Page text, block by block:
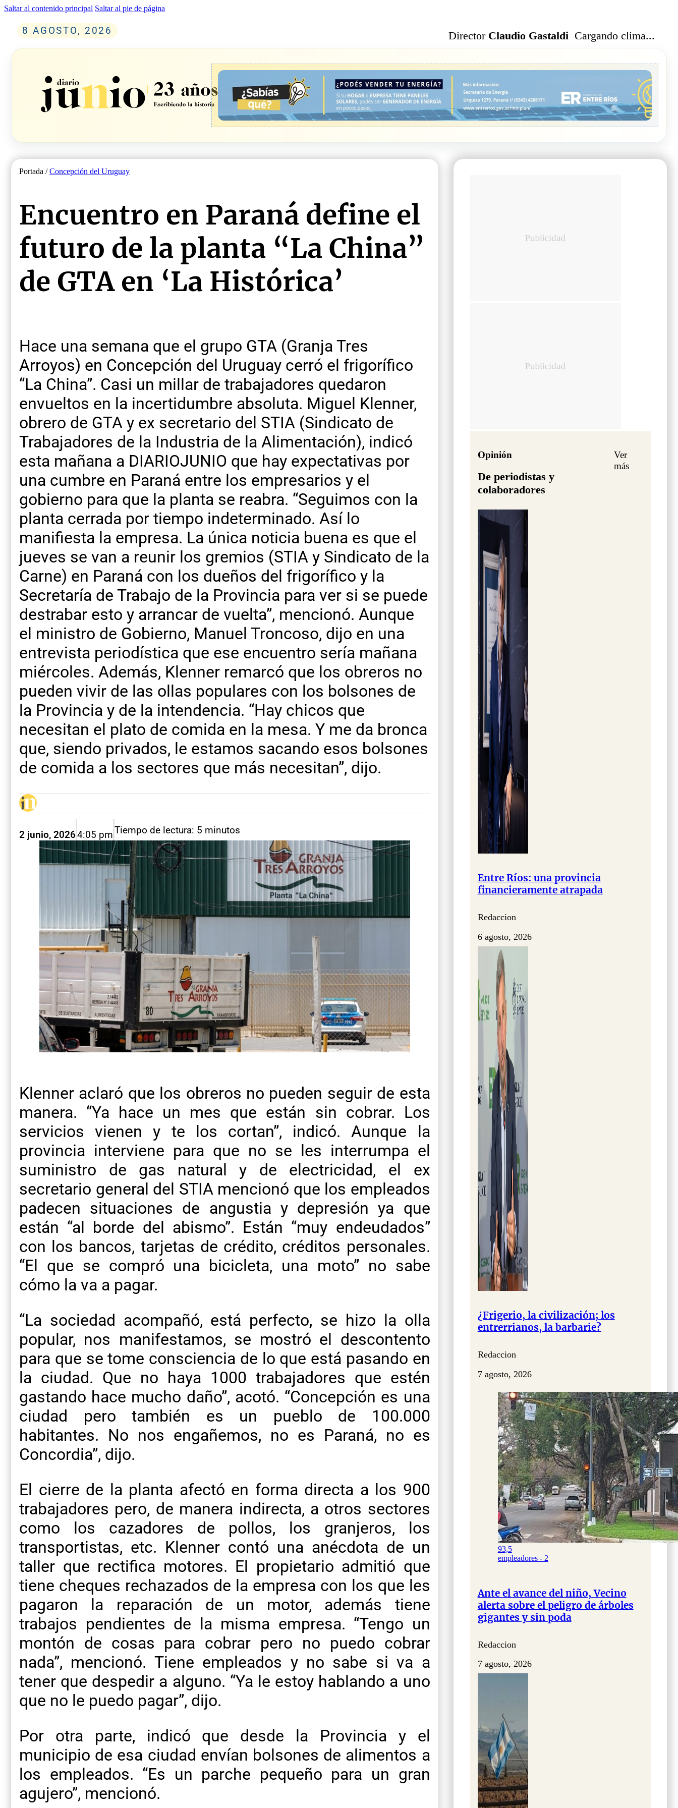
Saltar al contenido principal Saltar al pie de página
8 AGOSTO, 2026 Director Claudio Gastaldi Cargando clima...
Portada /Concepción del Uruguay
Encuentro en Paraná define el
futuro de la planta “La China”
de GTA en ‘La Histórica’
Hace una semana que el grupo GTA (Granja Tres
Arroyos) en Concepción del Uruguay cerró el frigorífico
“La China”. Casi un millar de trabajadores quedaron
envueltos en la incertidumbre absoluta. Miguel Klenner,
obrero de GTA y ex secretario del STIA (Sindicato de
Trabajadores de la Industria de la Alimentación), indicó
esta mañana a DIARIOJUNIO que hay expectativas por
una cumbre en Paraná entre los empresarios y el
gobierno para que la planta se reabra. “Seguimos con la
planta cerrada por tiempo indeterminado. Así lo
manifiesta la empresa. La única noticia buena es que el
jueves se van a reunir los gremios (STIA y Sindicato de la
Carne) en Paraná con los dueños del frigorífico y la
Secretaría de Trabajo de la Provincia para ver si se puede
destrabar esto y arrancar de vuelta”, mencionó. Aunque
el ministro de Gobierno, Manuel Troncoso, dijo en una
entrevista periodística que ese encuentro sería mañana
miércoles. Además, Klenner remarcó que los obreros no
pueden vivir de las ollas populares con los bolsones de
la Provincia y de la intendencia. “Hay chicos que
necesitan el plato de comida en la mesa. Y me da bronca
que, siendo privados, le estamos sacando esos bolsones
de comida a los sectores que más necesitan”, dijo.
2 junio, 20264:05 pmTiempo de lectura: 5 minutos
Klenner aclaró que los obreros no pueden seguir de esta
manera. “Ya hace un mes que están sin cobrar. Los
servicios vienen y te los cortan”, indicó. Aunque la
provincia interviene para que no se les interrumpa el
suministro de gas natural y de electricidad, el ex
secretario general del STIA mencionó que los empleados
padecen situaciones de angustia y depresión ya que
están “al borde del abismo”. Están “muy endeudados”
con los bancos, tarjetas de crédito, créditos personales.
“El que se compró una bicicleta, una moto” no sabe
cómo la va a pagar.
“La sociedad acompañó, está perfecto, se hizo la olla
popular, nos manifestamos, se mostró el descontento
para que se tome consciencia de lo que está pasando en
la ciudad. Que no haya 1000 trabajadores que estén
gastando hace mucho daño”, acotó. “Concepción es una
ciudad pero también es un pueblo de 100.000
habitantes. No nos engañemos, no es Paraná, no es
Concordia”, dijo.
El cierre de la planta afectó en forma directa a los 900
trabajadores pero, de manera indirecta, a otros sectores
como los cazadores de pollos, los granjeros, los
transportistas, etc. Klenner contó una anécdota de un
taller que rectifica motores. El propietario admitió que
tiene cheques rechazados de la empresa con los que les
pagaron la reparación de un motor, además tiene
trabajos pendientes de la misma empresa. “Tengo un
montón de cosas para cobrar pero no puedo cobrar
nada”, mencionó. Tiene empleados y no sabe si va a
tener que despedir a alguno. “Ya le estoy hablando a uno
que no le puedo pagar”, dijo.
Por otra parte, indicó que desde la Provincia y el
municipio de esa ciudad envían bolsones de alimentos a
los empleados. “Es un parche pequeño para un gran
agujero”, mencionó.
Opinión
De periodistas y
colaboradores
Ver
más
Entre Ríos: una provincia
financieramente atrapada
Redaccion
6 agosto, 2026
¿Frigerio, la civilización; los
entrerrianos, la barbarie?
Redaccion
7 agosto, 2026
93,5
empleadores - 2
Ante el avance del niño, Vecino
alerta sobre el peligro de árboles
gigantes y sin poda
Redaccion
7 agosto, 2026